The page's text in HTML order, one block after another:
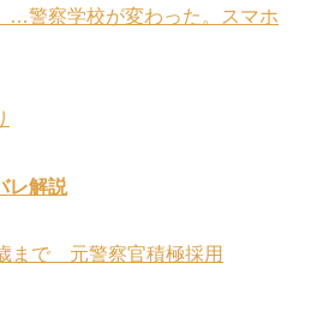
…警察学校が変わった。スマホ
レ解説
で 元警察官積極採用